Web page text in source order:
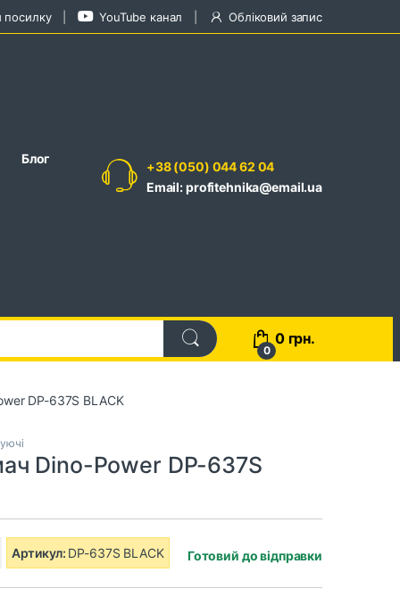
посилку YouTube канал Обліковий запис
Блог
+38 (050) 044 62 04
Email: profitehnika@email.ua
0
0 грн.
DP-637S BLACK
Dino-Power DP-637S
Артикул: DP-637S BLACK Готовий до відправки